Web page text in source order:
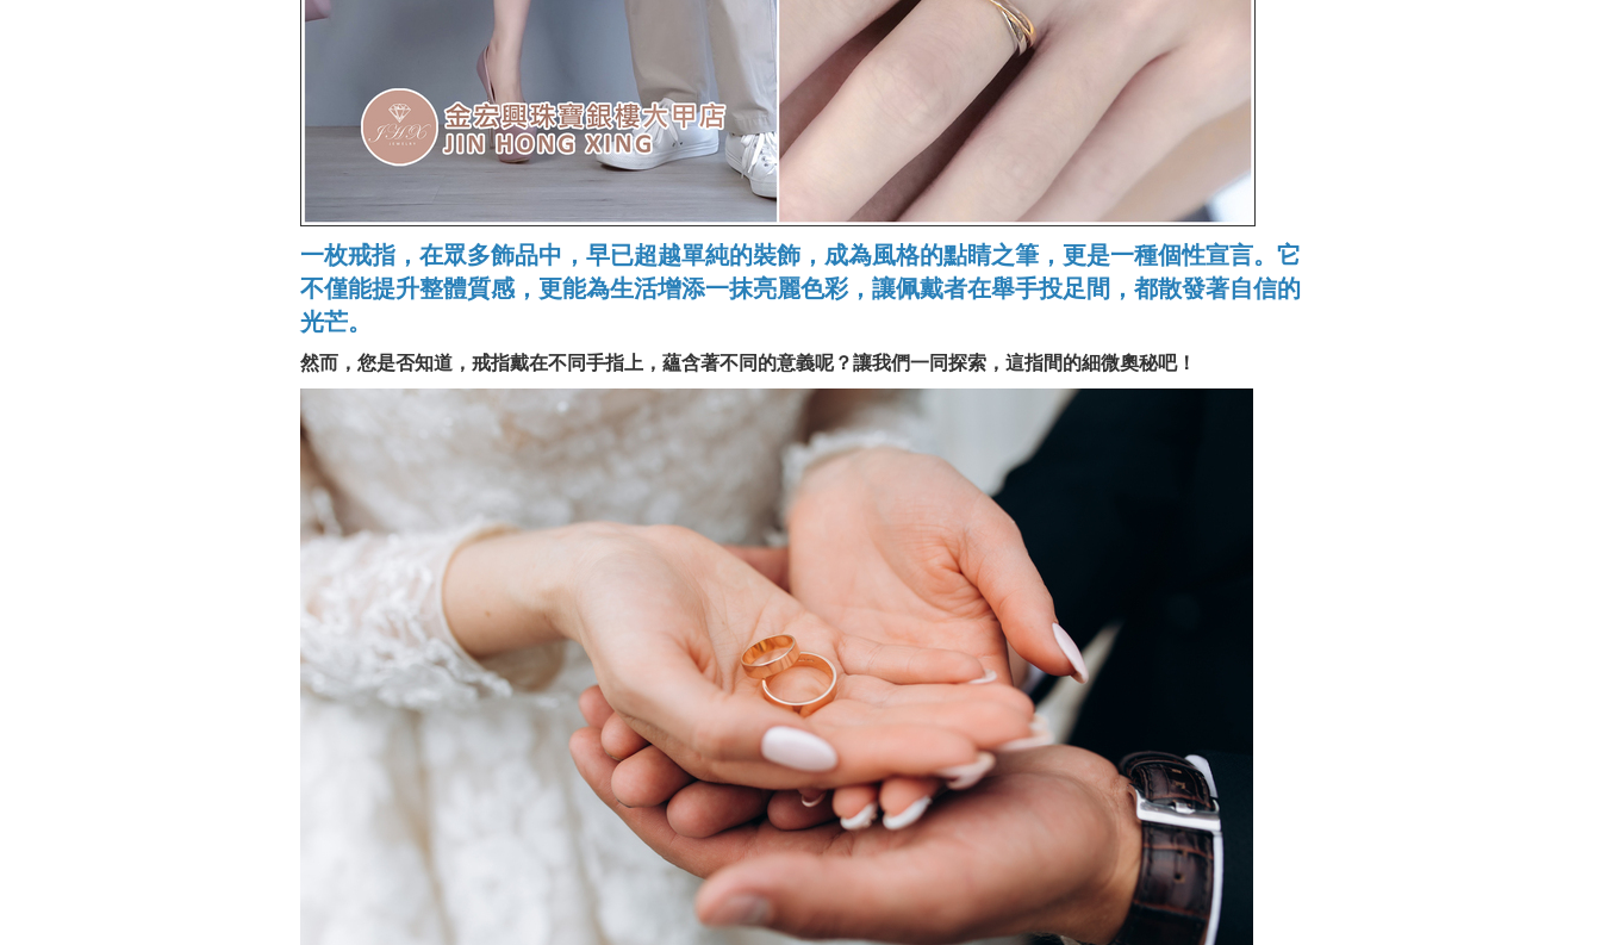
一枚戒指，在眾多飾品中，早已超越單純的裝飾，成為風格的點睛之筆，更是一種個性宣言。它
不僅能提升整體質感，更能為生活增添一抹亮麗色彩，讓佩戴者在舉手投足間，都散發著自信的
光芒。
然而，您是否知道，戒指戴在不同手指上，蘊含著不同的意義呢？讓我們一同探索，這指間的細微奧秘吧！